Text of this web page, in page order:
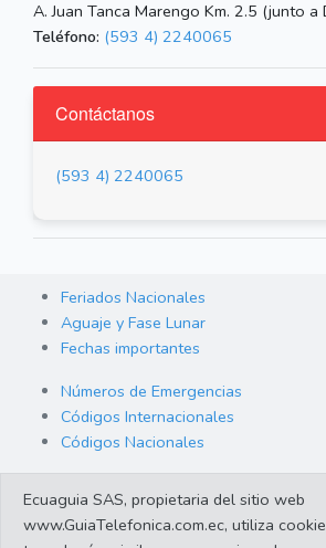
A. Juan Tanca Marengo Km. 2.5 (junto a
Teléfono: (593 4) 2240065
Contáctanos
(593 4) 2240065
Feriados Nacionales
Aguaje y Fase Lunar
Fechas importantes
Números de Emergencias
Códigos Internacionales
Códigos Nacionales
Cambio de Divisas
Enlaces de interes
Ecuaguia SAS, propietaria del sitio web
www.GuiaTelefonica.com.ec, utiliza